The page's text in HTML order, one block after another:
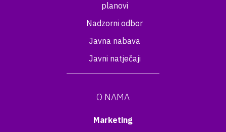
planovi
Nadzorni odbor
Javna nabava
Javni natječaji
O NAMA
Marketing